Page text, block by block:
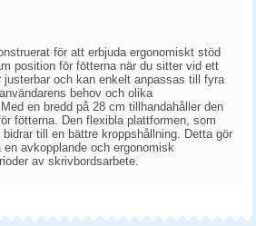
för att erbjuda ergonomiskt stöd
position för fötterna när du sitter vid ett
och kan enkelt anpassas till fyra
behov och olika
en bredd på 28 cm tillhandahåller den
fötterna. Den flexibla plattformen, som
till en bättre kroppshållning. Detta gör
avkopplande och ergonomisk
av skrivbordsarbete.